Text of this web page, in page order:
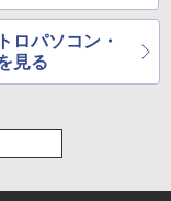
コンゲーム80年
ロパソコン・
見る